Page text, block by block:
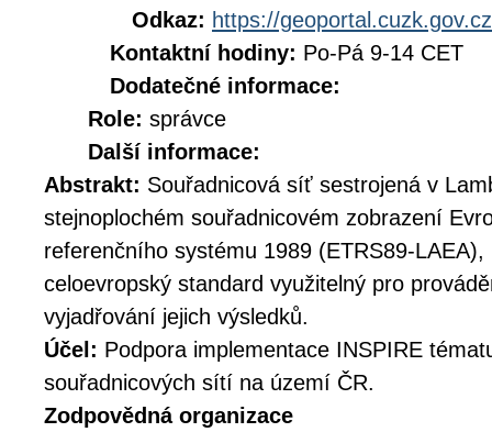
Odkaz: https://geoportal.cuzk.gov.cz
Kontaktní hodiny: Po-Pá 9-14 CET
Dodatečné informace:
Role: správce
Další informace:
Abstrakt: Souřadnicová síť sestrojená v
stejnoplochém souřadnicovém zobrazení
referenčního systému 1989 (ETRS89-
celoevropský standard využitelný pro
vyjadřování jejich výsledků.
Účel: Podpora implementace INSPIRE
souřadnicových sítí na území ČR.
Zodpovědná organizace